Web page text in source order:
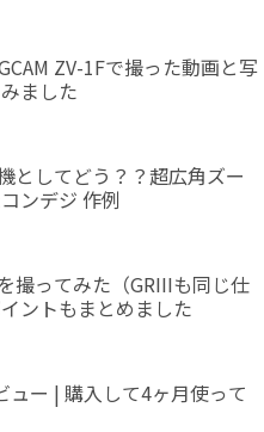
ZV-1Fで撮った動画と写
ました
としてどう？？超広角ズー
ンデジ 作例
撮ってみた（GRIIIも同じ仕
ントもまとめました
ュー | 購入して4ヶ月使って